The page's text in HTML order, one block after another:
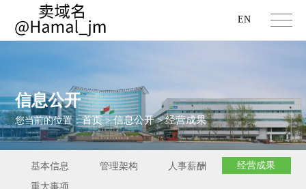
EN
信息公开
您当前的位置：首页>信息公开>经营成果
基本信息 管理架构 人事薪酬 经营成果
重大事项